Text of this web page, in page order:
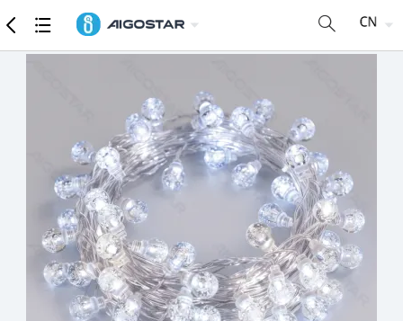
商品 详细参数 推荐